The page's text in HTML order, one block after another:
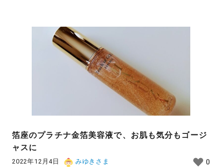
箔座のプラチナ金箔美容液で、お肌も気分もゴージ
ャスに
2022年12月4日 みゆきさま 0